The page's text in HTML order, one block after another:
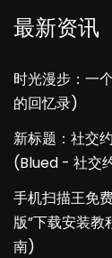
最新资讯
时光漫步：一
的回忆录)
新标题：社交
(Blued - 社交
手机扫描王免
版”下载安装教
南)